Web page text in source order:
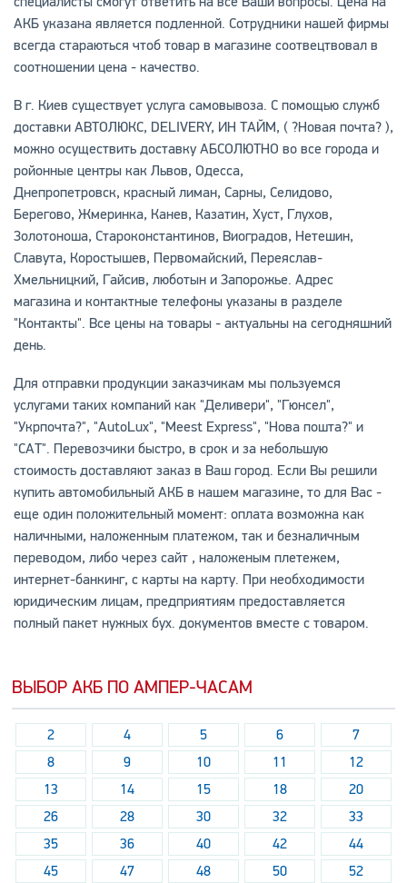
АКБ указана является подленной. Сотрудники нашей фирмы
всегда стараються чтоб товар в магазине соотвецтвовал в
соотношении цена - качество.
В г. Киев существует услуга самовывоза. С помощью служб
доставки АВТОЛЮКС, DELIVERY, ИН ТАЙМ, ( ?Новая почта? ),
можно осуществить доставку АБСОЛЮТНО во все города и
ройонные центры как Львов, Одесса,
Днепропетровск, красный лиман, Сарны, Селидово,
Берегово, Жмеринка, Канев, Казатин, Хуст, Глухов,
Золотоноша, Староконстантинов, Виоградов, Нетешин,
Славута, Коростышев, Первомайский, Переяслав-
Хмельницкий, Гайсив, люботын и Запорожье. Адрес
магазина и контактные телефоны указаны в разделе
"Контакты". Все цены на товары - актуальны на сегодняшний
день.
Для отправки продукции заказчикам мы пользуемся
услугами таких компаний как "Деливери", "Гюнсел",
"Укрпочта?", "AutoLux", "Meest Express", "Нова пошта?" и
"САТ". Перевозчики быстро, в срок и за небольшую
стоимость доставляют заказ в Ваш город. Если Вы решили
купить автомобильный АКБ в нашем магазине, то для Вас -
еще один положительный момент: оплата возможна как
наличными, наложенным платежом, так и безналичным
переводом, либо через сайт , наложеным плетежем,
интернет-банкинг, с карты на карту. При необходимости
юридическим лицам, предприятиям предоставляется
полный пакет нужных бух. документов вместе с товаром.
ВЫБОР АКБ ПО АМПЕР-ЧАСАМ
2 4 5 6
7
8
9 10 11
12
13
14 15 18
20
26
28 30 32
33
35
36 40 42
44
45
47 48 50
52